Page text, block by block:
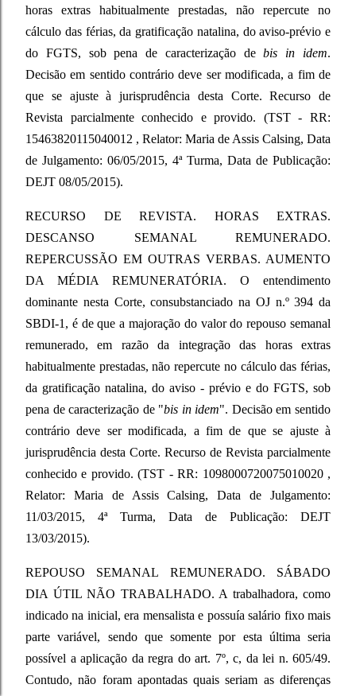
horas extras habitualmente prestadas, não repercute no
cálculo das férias, da gratificação natalina, do aviso-prévio e
do FGTS, sob pena de caracterização de bis in idem.
Decisão em sentido contrário deve ser modificada, a fim de
que se ajuste à jurisprudência desta Corte. Recurso de
Revista parcialmente conhecido e provido. (TST - RR:
15463820115040012 , Relator: Maria de Assis Calsing, Data
de Julgamento: 06/05/2015, 4ª Turma, Data de Publicação:
DEJT 08/05/2015).
RECURSO DE REVISTA. HORAS EXTRAS.
DESCANSO SEMANAL REMUNERADO.
REPERCUSSÃO EM OUTRAS VERBAS. AUMENTO
DA MÉDIA REMUNERATÓRIA. O entendimento
dominante nesta Corte, consubstanciado na OJ n.º 394 da
SBDI-1, é de que a majoração do valor do repouso semanal
remunerado, em razão da integração das horas extras
habitualmente prestadas, não repercute no cálculo das férias,
da gratificação natalina, do aviso - prévio e do FGTS, sob
pena de caracterização de "bis in idem". Decisão em sentido
contrário deve ser modificada, a fim de que se ajuste à
jurisprudência desta Corte. Recurso de Revista parcialmente
conhecido e provido. (TST - RR: 1098000720075010020 ,
Relator: Maria de Assis Calsing, Data de Julgamento:
11/03/2015, 4ª Turma, Data de Publicação: DEJT
13/03/2015).
REPOUSO SEMANAL REMUNERADO. SÁBADO
DIA ÚTIL NÃO TRABALHADO. A trabalhadora, como
indicado na inicial, era mensalista e possuía salário fixo mais
parte variável, sendo que somente por esta última seria
possível a aplicação da regra do art. 7º, c, da lei n. 605/49.
Contudo, não foram apontadas quais seriam as diferenças